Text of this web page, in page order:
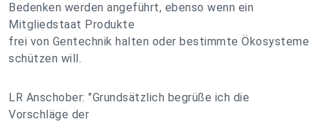
Bedenken werden angeführt, ebenso wenn ein
Mitgliedstaat Produkte
frei von Gentechnik halten oder bestimmte Ökosysteme
schützen will.
LR Anschober: "Grundsätzlich begrüße ich die
Vorschläge der